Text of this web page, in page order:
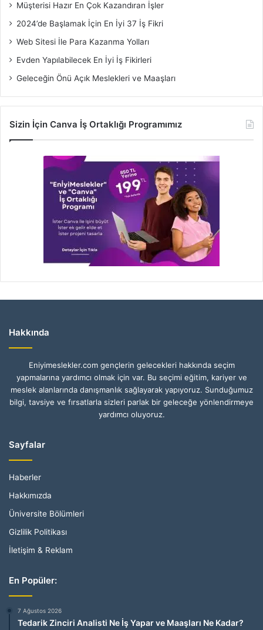
Müşterisi Hazır En Çok Kazandıran İşler
2024’de Başlamak İçin En İyi 37 İş Fikri
Web Sitesi İle Para Kazanma Yolları
Evden Yapılabilecek En İyi İş Fikirleri
Geleceğin Önü Açık Meslekleri ve Maaşları
Sizin İçin Canva İş Ortaklığı Programımız
Hakkında
Eniyimeslekler.com gençlerin gelecekleri hakkında seçim
yapmalarına yardımcı olmak için var. Bu seçimi eğitim, kariyer ve
meslek alanlarında danışmanlık sağlayarak yapıyoruz. Sunduğumuz
bilgi, tavsiye ve fırsatlarla sizleri parlak bir geleceğe yönlendirmeye
yardımcı oluyoruz.
Sayfalar
Haberler
Hakkımızda
Üniversite Bölümleri
Gizlilik Politikası
İletişim & Reklam
En Popüler:
7 Ağustos 2026
Tedarik Zinciri Analisti Ne İş Yapar ve Maaşları Ne Kadar?